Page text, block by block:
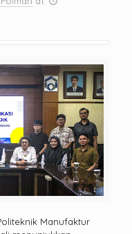
Manufaktur